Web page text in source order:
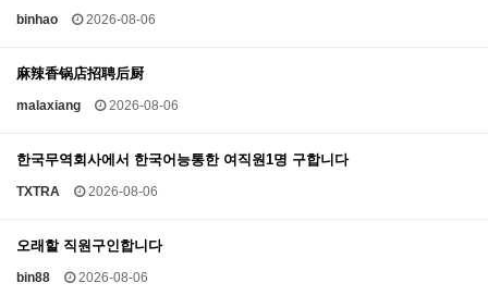
binhao 2026-08-06
麻辣香锅店招聘后厨
malaxiang 2026-08-06
한국무역회사에서 한국어능통한 여직원1명 구합니다
TXTRA 2026-08-06
오래할 직원구인합니다
bin88 2026-08-06